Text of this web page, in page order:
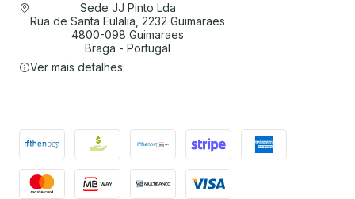
Sede JJ Pinto Lda
Rua de Santa Eulalia, 2232 Guimaraes
4800-098 Guimaraes
Braga - Portugal
Ver mais detalhes